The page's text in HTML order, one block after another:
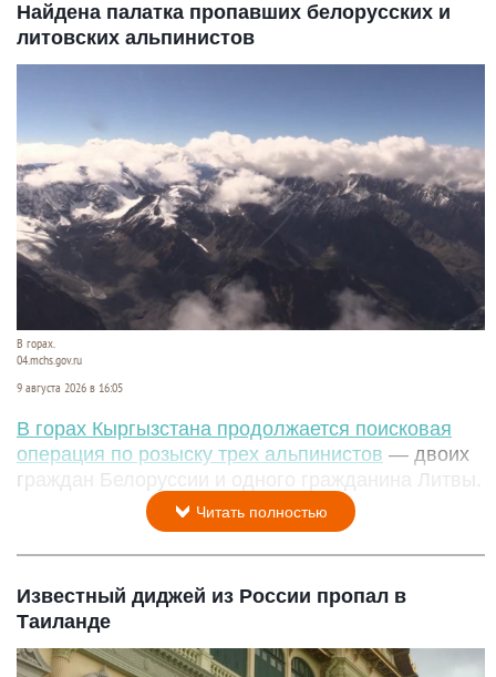
Найдена палатка пропавших белорусских и
литовских альпинистов
В горах.
04.mchs.gov.ru
9 августа 2026 в 16:05
В горах Кыргызстана продолжается поисковая
операция по розыску трех альпинистов — двоих
граждан Белоруссии и одного гражданина Литвы.
Читать полностью
Известный диджей из России пропал в
Таиланде